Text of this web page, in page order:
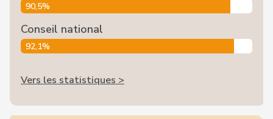
90,5%
Conseil national
92,1%
Vers les statistiques >